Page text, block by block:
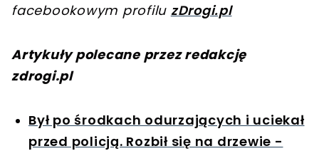
facebookowym profilu zDrogi.pl
Artykuły polecane przez redakcję
zdrogi.pl
Był po środkach odurzających i uciekał
przed policją. Rozbił się na drzewie -